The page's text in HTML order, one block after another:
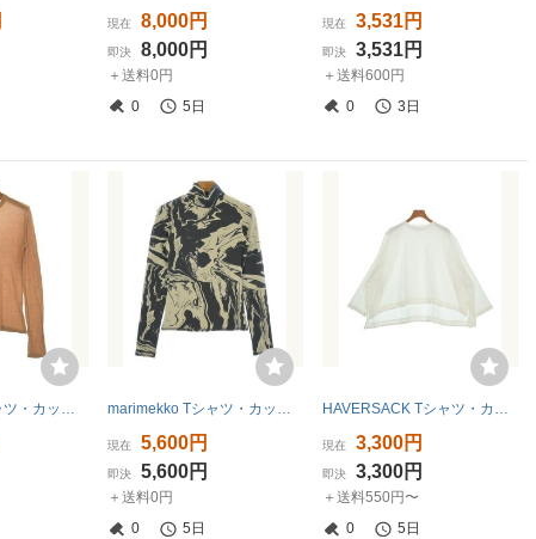
現在 8,000円
即決 8,000円
＋送料0円
0
5日
現在 3,531円
即決 3,531円
＋送料600円
0
3日
Baserange Tシャツ・カットソー レディース ベースレンジ 中古 古着 marimekko Tシャツ・カットソー レディース マリメッコ 中古 古着
現在 5,600円
即決 5,600円
＋送料0円
0
5日
HAVERSACK Tシャツ・カットソー レディース ハバーサック 中古 古着
現在 3,300円
即決 3,300円
＋送料550円〜
0
5日